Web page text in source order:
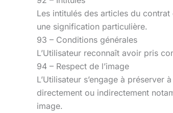
Les intitulés des articles du
une signification particulière.
93 – Conditions générales
L’Utilisateur reconnaît avoir pris
94 – Respect de l’image
L’Utilisateur s’engage à
directement ou indirectement
image.